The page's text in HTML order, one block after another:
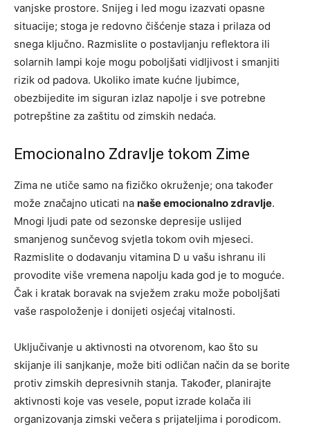
vanjske prostore. Snijeg i led mogu izazvati opasne
situacije; stoga je redovno čišćenje staza i prilaza od
snega ključno. Razmislite o postavljanju reflektora ili
solarnih lampi koje mogu poboljšati vidljivost i smanjiti
rizik od padova. Ukoliko imate kućne ljubimce,
obezbijedite im siguran izlaz napolje i sve potrebne
potrepštine za zaštitu od zimskih nedaća.
Emocionalno Zdravlje tokom Zime
Zima ne utiče samo na fizičko okruženje; ona također
može značajno uticati na naše emocionalno zdravlje.
Mnogi ljudi pate od sezonske depresije uslijed
smanjenog sunčevog svjetla tokom ovih mjeseci.
Razmislite o dodavanju vitamina D u vašu ishranu ili
provodite više vremena napolju kada god je to moguće.
Čak i kratak boravak na svježem zraku može poboljšati
vaše raspoloženje i donijeti osjećaj vitalnosti.
Uključivanje u aktivnosti na otvorenom, kao što su
skijanje ili sanjkanje, može biti odličan način da se borite
protiv zimskih depresivnih stanja. Također, planirajte
aktivnosti koje vas vesele, poput izrade kolača ili
organizovanja zimski večera s prijateljima i porodicom.